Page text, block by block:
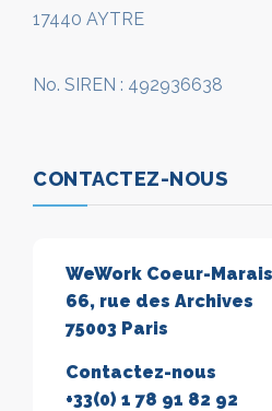
17440 AYTRE
No. SIREN : 492936638
CONTACTEZ-NOUS
WeWork Coeur-Marais
66, rue des Archives
75003 Paris
Contactez-nous
+33(0) 1 78 91 82 92